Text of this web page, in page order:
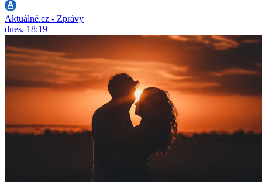
Aktuálně.cz - Zprávy
dnes, 18:19